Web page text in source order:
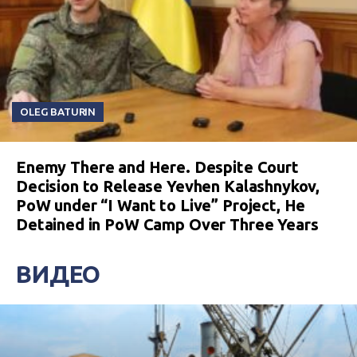
OLEG BATURIN
Enemy There and Here. Despite Court
Decision to Release Yevhen Kalashnykov,
PoW under “I Want to Live” Project, He
Detained in PoW Camp Over Three Years
ВИДЕО